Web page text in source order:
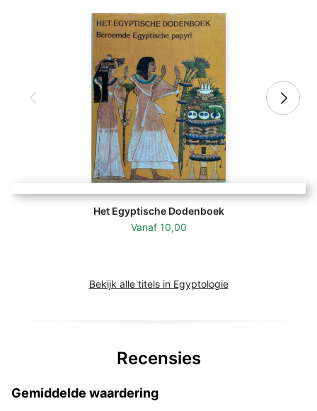
Het Egyptische Dodenboek
Vanaf 10,00
Bekijk alle titels in Egyptologie
Recensies
Gemiddelde waardering